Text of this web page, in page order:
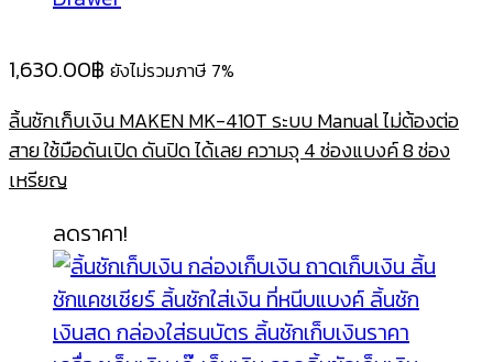
1,630.00฿ ยังไม่รวมภาษี 7%
ลิ้นชักเก็บเงิน MAKEN MK-410T ระบบ Manual ไม่ต้องต่อ
สาย ใช้มือดันเปิด ดันปิด ได้เลย ความจุ 4 ช่องแบงค์ 8 ช่อง
เหรียญ
ลดราคา!